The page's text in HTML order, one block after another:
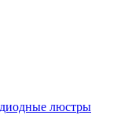
люстры